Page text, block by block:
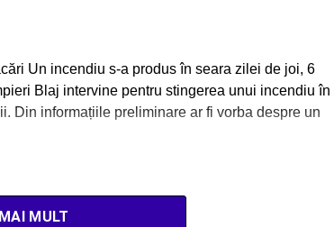
Un incendiu s-a produs în seara zilei de joi, 6
Blaj intervine pentru stingerea unui incendiu în
Din informațiile preliminare ar fi vorba despre un
MULT